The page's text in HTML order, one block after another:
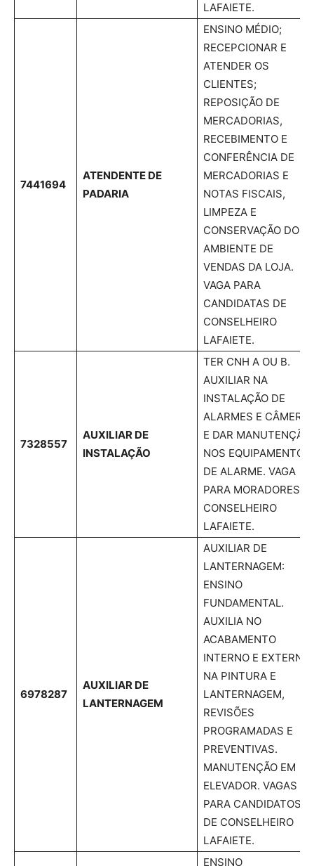
LAFAIETE.
7441694
ATENDENTE DE
PADARIA
ENSINO MÉDIO;
RECEPCIONAR E
ATENDER OS
CLIENTES;
REPOSIÇÃO DE
MERCADORIAS,
RECEBIMENTO E
CONFERÊNCIA DE
MERCADORIAS E
NOTAS FISCAIS,
LIMPEZA E
CONSERVAÇÃO DO
AMBIENTE DE
VENDAS DA LOJA.
VAGA PARA
CANDIDATAS DE
CONSELHEIRO
LAFAIETE.
7328557
AUXILIAR DE
INSTALAÇÃO
TER CNH A OU B.
AUXILIAR NA
INSTALAÇÃO DE
ALARMES E
E DAR MANUTENÇÃO
NOS EQUIPAMENTOS
DE ALARME. VAGA
PARA MORADORES
CONSELHEIRO
LAFAIETE.
6978287
AUXILIAR DE
LANTERNAGEM
AUXILIAR DE
LANTERNAGEM:
ENSINO
FUNDAMENTAL.
AUXILIA NO
ACABAMENTO
INTERNO E EXTERNO,
NA PINTURA E
LANTERNAGEM,
REVISÕES
PROGRAMADAS E
PREVENTIVAS.
MANUTENÇÃO EM
ELEVADOR. VAGAS
PARA CANDIDATOS
DE CONSELHEIRO
LAFAIETE.
ENSINO